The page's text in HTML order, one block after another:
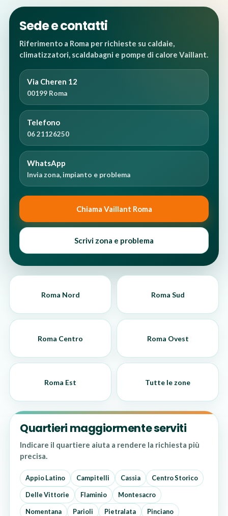
Sede e contatti
Riferimento a Roma per richieste su caldaie,
climatizzatori, scaldabagni e pompe di calore Vaillant.
Via Cheren 12
00199 Roma
Telefono
06 21126250
WhatsApp
Invia zona, impianto e problema
Chiama Vaillant Roma
Scrivi zona e problema
Roma Nord Roma Sud
Roma Centro Roma Ovest
Roma Est Tutte le zone
Quartieri maggiormente serviti
Indicare il quartiere aiuta a rendere la richiesta più
precisa.
Appio Latino Campitelli Cassia Centro Storico
Delle Vittorie Flaminio Montesacro
Nomentana Parioli Pietralata Pinciano